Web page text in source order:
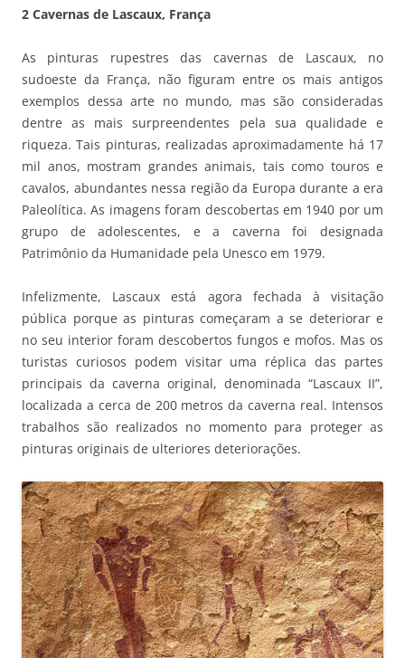
2 Cavernas de Lascaux, França
As pinturas rupestres das cavernas de Lascaux, no
sudoeste da França, não figuram entre os mais antigos
exemplos dessa arte no mundo, mas são consideradas
dentre as mais surpreendentes pela sua qualidade e
riqueza. Tais pinturas, realizadas aproximadamente há 17
mil anos, mostram grandes animais, tais como touros e
cavalos, abundantes nessa região da Europa durante a era
Paleolítica. As imagens foram descobertas em 1940 por um
grupo de adolescentes, e a caverna foi designada
Patrimônio da Humanidade pela Unesco em 1979.
Infelizmente, Lascaux está agora fechada à visitação
pública porque as pinturas começaram a se deteriorar e
no seu interior foram descobertos fungos e mofos. Mas os
turistas curiosos podem visitar uma réplica das partes
principais da caverna original, denominada “Lascaux II”,
localizada a cerca de 200 metros da caverna real. Intensos
trabalhos são realizados no momento para proteger as
pinturas originais de ulteriores deteriorações.